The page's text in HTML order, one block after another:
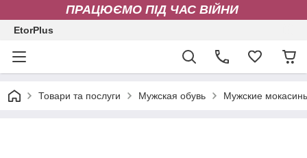
ПРАЦЮЄМО ПІД ЧАС ВІЙНИ
EtorPlus
Товари та послуги Мужская обувь Мужские